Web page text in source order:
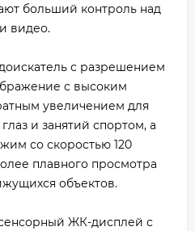
больший контроль над
видео.
с разрешением
с высоким
увеличением для
и занятий спортом, а
со скоростью 120
плавного просмотра
объектов.
ЖК-дисплей с